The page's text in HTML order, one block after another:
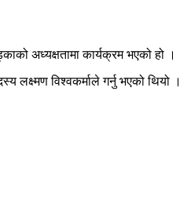
अध्यक्षतामा कार्यक्रम भएको हो ।
लक्ष्मण विश्वकर्माले गर्नु भएको थियो ।